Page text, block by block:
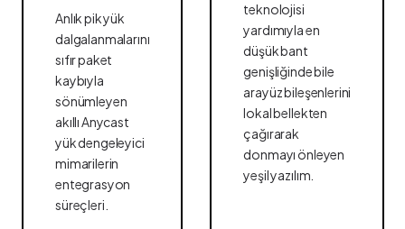
Anlık pik yük
dalgalanmalarını
sıfır paket
kaybıyla
sönümleyen
akıllı Anycast
yük dengeleyici
mimarilerin
entegrasyon
süreçleri.
teknolojisi
yardımıyla en
düşük bant
genişliğinde bile
arayüz bileşenlerini
lokal bellekten
çağırarak
donmayı önleyen
yeşil yazılım.